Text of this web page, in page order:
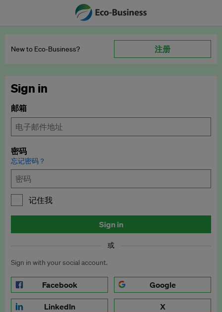
New to Eco‑Business? 注册
Sign in
邮箱
密码
忘记密码？
记住我
Sign in
或
Sign in with your social account.
Facebook Google
LinkedIn X